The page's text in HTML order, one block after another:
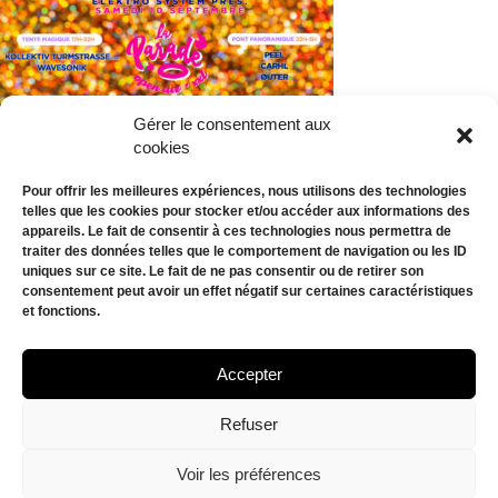
Gérer le consentement aux
cookies
Pour offrir les meilleures expériences, nous utilisons des technologies
telles que les cookies pour stocker et/ou accéder aux informations des
appareils. Le fait de consentir à ces technologies nous permettra de
traiter des données telles que le comportement de navigation ou les ID
uniques sur ce site. Le fait de ne pas consentir ou de retirer son
consentement peut avoir un effet négatif sur certaines caractéristiques
et fonctions.
Accepter
Refuser
Voir les préférences
BILLETTERIE
CONTACT
© 2024 BELAMOURMUSIC